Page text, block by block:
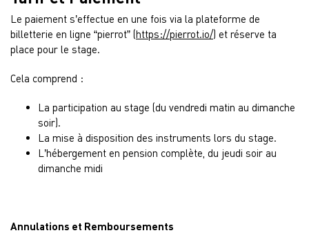
Le paiement s’effectue en une fois via la plateforme de
billetterie en ligne “pierrot” (https://pierrot.io/) et réserve ta
place pour le stage.
Cela comprend :
La participation au stage (du vendredi matin au dimanche
soir).
La mise à disposition des instruments lors du stage.
L’hébergement en pension complète, du jeudi soir au
dimanche midi
Annulations et Remboursements